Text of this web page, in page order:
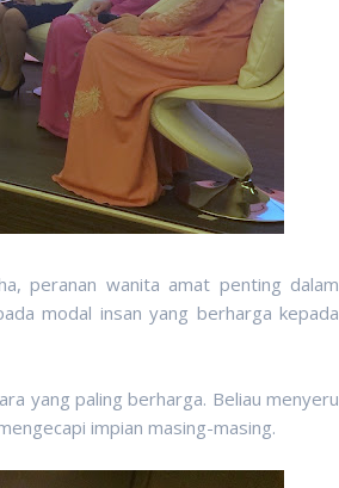
peranan wanita amat penting dalam
modal insan yang berharga kepada
yang paling berharga. Beliau menyeru
impian masing-masing.